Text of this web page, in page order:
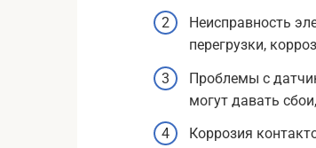
Неисправность
перегрузки,
Проблемы с
могут давать
Коррозия